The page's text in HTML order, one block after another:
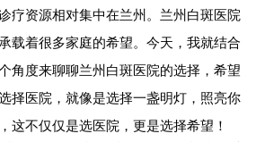
疗资源相对集中在兰州。兰州白斑医院
载着很多家庭的希望。今天，我就结合
角度来聊聊兰州白斑医院的选择，希望
择医院，就像是选择一盏明灯，照亮你
这不仅仅是选医院，更是选择希望！